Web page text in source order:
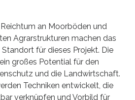
an Moorböden und
Agrarstrukturen machen das
für dieses Projekt. Die
großes Potential für den
und die Landwirtschaft.
Techniken entwickelt, die
verknüpfen und Vorbild für